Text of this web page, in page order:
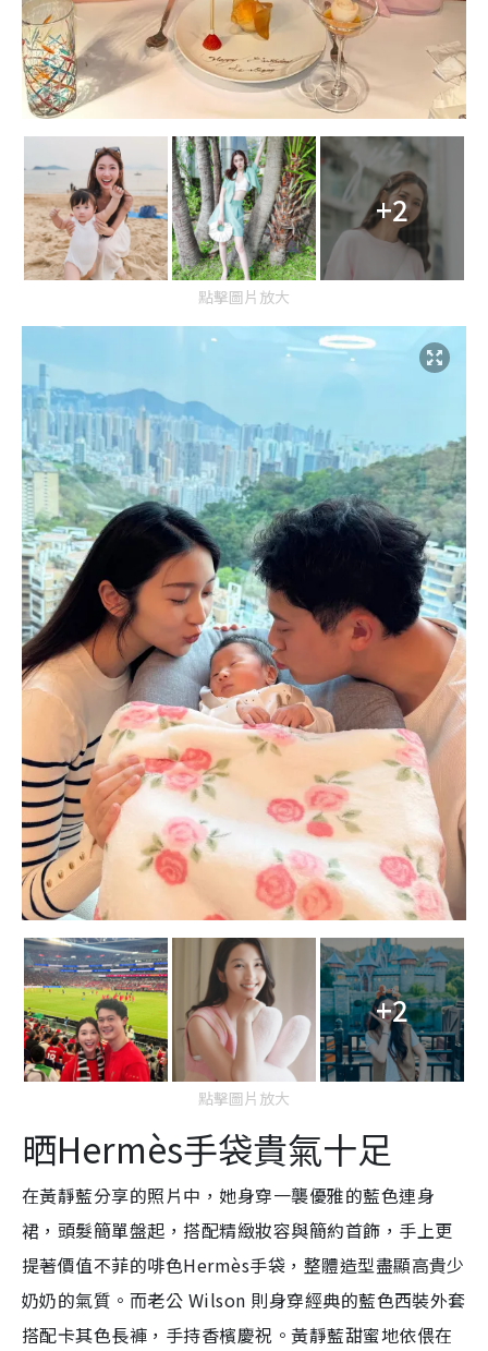
+2
點擊圖片放大
+2
點擊圖片放大
晒Hermès手袋貴氣十足
在黃靜藍分享的照片中，她身穿一襲優雅的藍色連身
裙，頭髮簡單盤起，搭配精緻妝容與簡約首飾，手上更
提著價值不菲的啡色Hermès手袋，整體造型盡顯高貴少
奶奶的氣質。而老公 Wilson 則身穿經典的藍色西裝外套
搭配卡其色長褲，手持香檳慶祝。黃靜藍甜蜜地依偎在